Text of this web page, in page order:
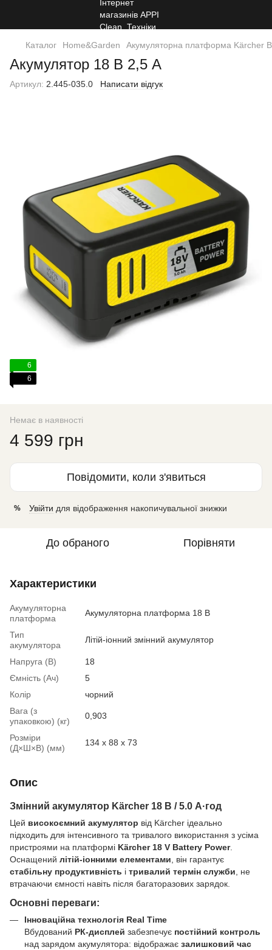
Каталог Home&Garden Акумуляторна платформа Kärcher
Акумулятор 18 В 2,5 A
Артикул: 2.445-035.0 Написати відгук
6
6
Немає в наявності
4 599 грн
Повідомити, коли з'явиться
% Увійти для відображення накопичувальної знижки
До обраного Порівняти
Характеристики
Акумуляторна
платформа
Акумуляторна платформа 18 В
Тип
акумулятора
Літій-іонний змінний акумулятор
Напруга (В)
18
Ємність (Ач)
5
Колір
чорний
Вага (з
упаковкою) (кг)
0,903
Розміри
(Д×Ш×В) (мм)
134 x 88 x 73
Опис
Змінний акумулятор Kärcher 18 В / 5.0 А·год
Цей високоємний акумулятор від Kärcher ідеально
підходить для інтенсивного та тривалого використання з усіма
пристроями на платформі Kärcher 18 V Battery Power.
Оснащений літій-іонними елементами , він гарантує
стабільну продуктивність і тривалий термін служби , не
втрачаючи ємності навіть після багаторазових зарядок.
Основні переваги:
Інноваційна технологія Real Time
Вбудований РК-дисплей забезпечує постійний контроль
над зарядом акумулятора: відображає залишковий час